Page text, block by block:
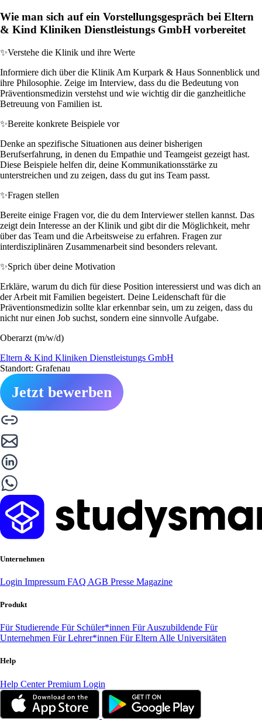
Wie man sich auf ein Vorstellungsgespräch bei Eltern
& Kind Kliniken Dienstleistungs GmbH vorbereitet
✨Verstehe die Klinik und ihre Werte
Informiere dich über die Klinik Am Kurpark & Haus Sonnenblick und
ihre Philosophie. Zeige im Interview, dass du die Bedeutung von
Präventionsmedizin verstehst und wie wichtig dir die ganzheitliche
Betreuung von Familien ist.
✨Bereite konkrete Beispiele vor
Denke an spezifische Situationen aus deiner bisherigen
Berufserfahrung, in denen du Empathie und Teamgeist gezeigt hast.
Diese Beispiele helfen dir, deine Kommunikationsstärke zu
unterstreichen und zu zeigen, dass du gut ins Team passt.
✨Fragen stellen
Bereite einige Fragen vor, die du dem Interviewer stellen kannst. Das
zeigt dein Interesse an der Klinik und gibt dir die Möglichkeit, mehr
über das Team und die Arbeitsweise zu erfahren. Fragen zur
interdisziplinären Zusammenarbeit sind besonders relevant.
✨Sprich über deine Motivation
Erkläre, warum du dich für diese Position interessierst und was dich an
der Arbeit mit Familien begeistert. Deine Leidenschaft für die
Präventionsmedizin sollte klar erkennbar sein, um zu zeigen, dass du
nicht nur einen Job suchst, sondern eine sinnvolle Aufgabe.
Oberarzt (m/w/d)
Eltern & Kind Kliniken Dienstleistungs GmbH
Standort: Grafenau
Jetzt bewerben
Unternehmen
Login Impressum FAQ AGB Presse Magazine
Produkt
Für Studierende Für Schüler*innen Für Auszubildende Für
Unternehmen Für Lehrer*innen Für Eltern Alle Universitäten
Help
Help CenterPremium Login